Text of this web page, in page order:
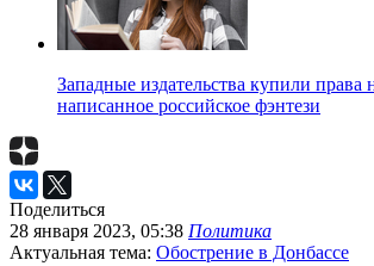
Западные издательства купили права
написанное российское фэнтези
Поделиться
28 января 2023, 05:38 Политика
Актуальная тема: Обострение в Донбассе